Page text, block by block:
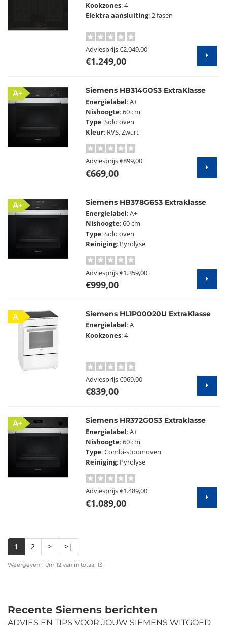
Kookzones: 4
Elektra aansluiting: 2 fasen
Adviesprijs€2.049,00
€1.249,00
A+ Siemens HB314G0S3 ExtraKlasse
Energielabel: A+
Nishoogte: 60 cm
Type: Solo oven
Kleur: RVS, Zwart
Adviesprijs€899,00
€669,00
A+ Siemens HB378G6S3 Extraklasse
Energielabel: A+
Nishoogte: 60 cm
Type: Solo oven
Reiniging: Pyrolyse
Adviesprijs€1.359,00
€999,00
A Siemens HL1P00020U ExtraKlasse
Energielabel: A
Kookzones: 4
Adviesprijs€969,00
€839,00
A+ Siemens HR372G0S3 Extraklasse
Energielabel: A+
Nishoogte: 60 cm
Type: Combi-stoomoven
Reiniging: Pyrolyse
Adviesprijs€1.489,00
€1.089,00
1 2 > >|
Weergeven 1 t/m 12 van in totaal 13
Recente Siemens berichten
ADVIES EN TIPS VOOR JOUW SIEMENS WITGOED